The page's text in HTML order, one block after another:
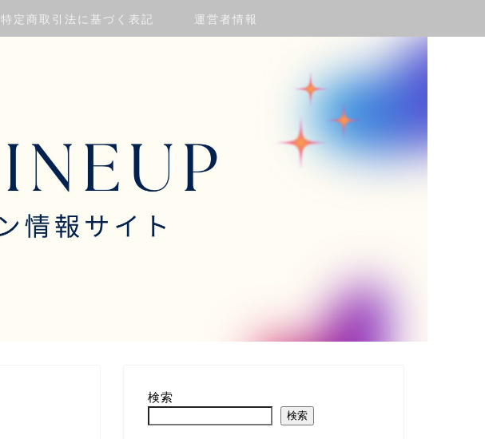
特定商取引法に基づく表記 運営者情報
検索
検索